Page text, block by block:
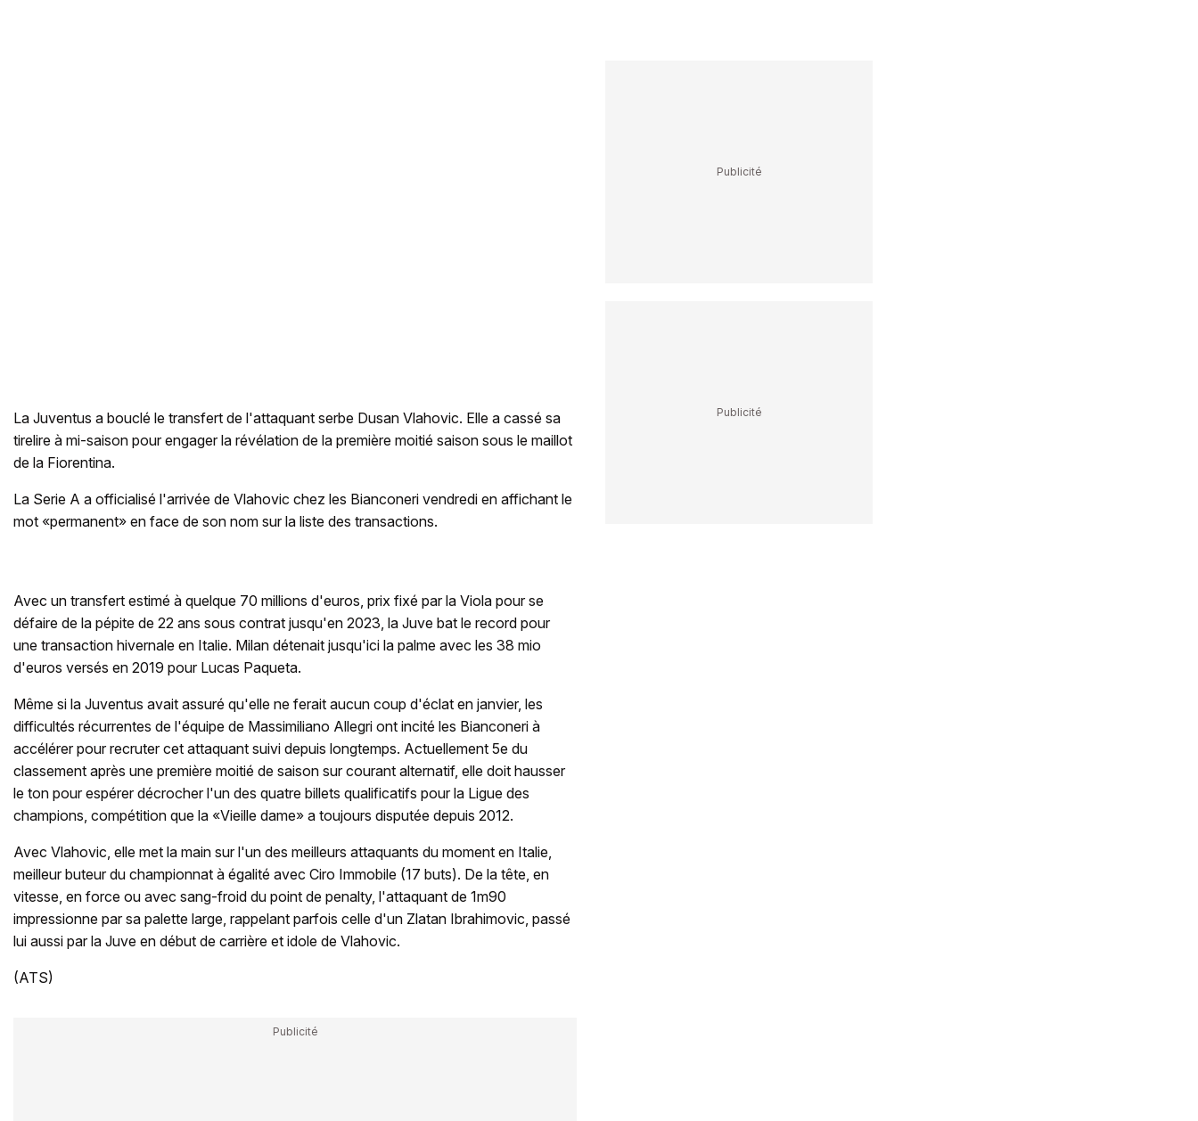
La Juventus a bouclé le transfert de l'attaquant serbe Dusan Vlahovic. Elle a cassé sa
tirelire à mi-saison pour engager la révélation de la première moitié saison sous le maillot
de la Fiorentina.
La Serie A a officialisé l'arrivée de Vlahovic chez les Bianconeri vendredi en affichant le
mot «permanent» en face de son nom sur la liste des transactions.
Avec un transfert estimé à quelque 70 millions d'euros, prix fixé par la Viola pour se
défaire de la pépite de 22 ans sous contrat jusqu'en 2023, la Juve bat le record pour
une transaction hivernale en Italie. Milan détenait jusqu'ici la palme avec les 38 mio
d'euros versés en 2019 pour Lucas Paqueta.
Même si la Juventus avait assuré qu'elle ne ferait aucun coup d'éclat en janvier, les
difficultés récurrentes de l'équipe de Massimiliano Allegri ont incité les Bianconeri à
accélérer pour recruter cet attaquant suivi depuis longtemps. Actuellement 5e du
classement après une première moitié de saison sur courant alternatif, elle doit hausser
le ton pour espérer décrocher l'un des quatre billets qualificatifs pour la Ligue des
champions, compétition que la «Vieille dame» a toujours disputée depuis 2012.
Avec Vlahovic, elle met la main sur l'un des meilleurs attaquants du moment en Italie,
meilleur buteur du championnat à égalité avec Ciro Immobile (17 buts). De la tête, en
vitesse, en force ou avec sang-froid du point de penalty, l'attaquant de 1m90
impressionne par sa palette large, rappelant parfois celle d'un Zlatan Ibrahimovic, passé
lui aussi par la Juve en début de carrière et idole de Vlahovic.
(ATS)